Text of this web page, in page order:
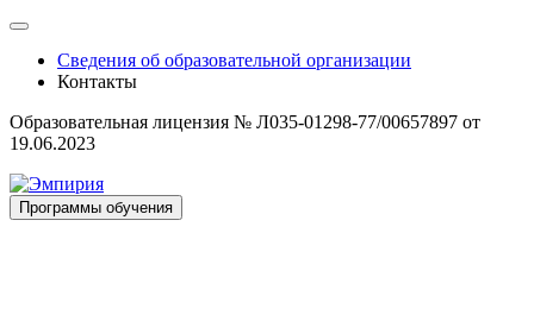
Skip
contentСведения об образовательной организации
Контакты
Образовательная лицензия № Л035-01298-77/00657897 от
19.06.2023
Программы обучения